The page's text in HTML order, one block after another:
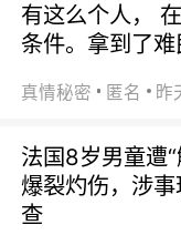
有这么个人，
条件。拿到了
真情秘密 匿名 昨
法国8岁男童遭
爆裂灼伤，涉
查